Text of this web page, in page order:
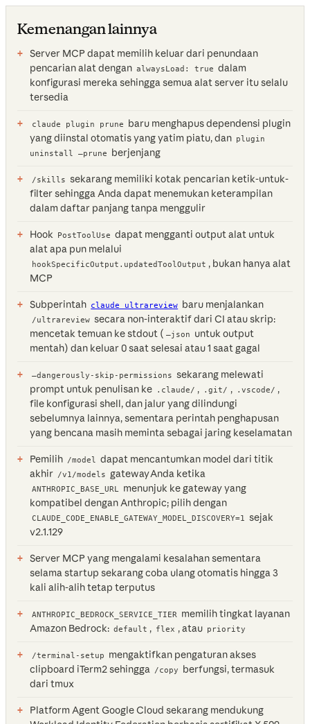
Kemenangan lainnya
Server MCP dapat memilih keluar dari penundaan
pencarian alat dengan alwaysLoad: true dalam
konfigurasi mereka sehingga semua alat server itu selalu
tersedia
claude plugin prune
baru menghapus dependensi plugin
yang diinstal otomatis yang yatim piatu, dan plugin
uninstall —prune
berjenjang
/skills sekarang memiliki kotak pencarian ketik-untuk-
filter sehingga Anda dapat menemukan keterampilan
dalam daftar panjang tanpa menggulir
Hook PostToolUse dapat mengganti output alat untuk
alat apa pun melalui
hookSpecificOutput.updatedToolOutput , bukan hanya alat
MCP
Subperintah claude ultrareview baru menjalankan
/ultrareview secara non-interaktif dari CI atau skrip:
mencetak temuan ke stdout ( —json
untuk output
mentah) dan keluar 0 saat selesai atau 1 saat gagal
—dangerously-skip-permissions sekarang melewati
prompt untuk penulisan ke
.claude/ , .git/ , .vscode/ ,
file konfigurasi shell, dan jalur yang dilindungi
sebelumnya lainnya, sementara perintah penghapusan
yang bencana masih meminta sebagai jaring keselamatan
Pemilih /model
dapat mencantumkan model dari titik
akhir /v1/models gateway Anda ketika
ANTHROPIC_BASE_URL
menunjuk ke gateway yang
kompatibel dengan Anthropic; pilih dengan
CLAUDE_CODE_ENABLE_GATEWAY_MODEL_DISCOVERY=1
sejak
v2.1.129
Server MCP yang mengalami kesalahan sementara
selama startup sekarang coba ulang otomatis hingga 3
kali alih-alih tetap terputus
ANTHROPIC_BEDROCK_SERVICE_TIER
memilih tingkat layanan
Amazon Bedrock: default , flex , atau priority
/terminal-setup
mengaktifkan pengaturan akses
clipboard iTerm2 sehingga /copy
berfungsi, termasuk
dari tmux
Platform Agent Google Cloud sekarang mendukung